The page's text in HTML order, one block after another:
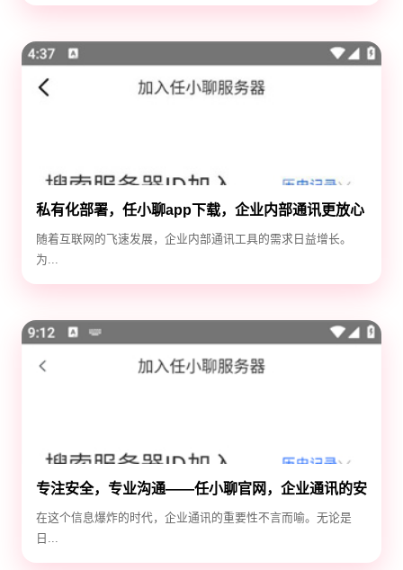
私有化部署，任小聊app下载，企业内部通讯更放心
随着互联网的飞速发展，企业内部通讯工具的需求日益增长。
为...
专注安全，专业沟通——任小聊官网，企业通讯的安
全守护神
在这个信息爆炸的时代，企业通讯的重要性不言而喻。无论是
日...